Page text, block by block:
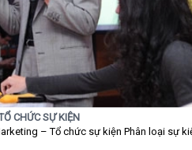
CHỨC SỰ KIỆN
– Tổ chức sự kiện Phân loại sự